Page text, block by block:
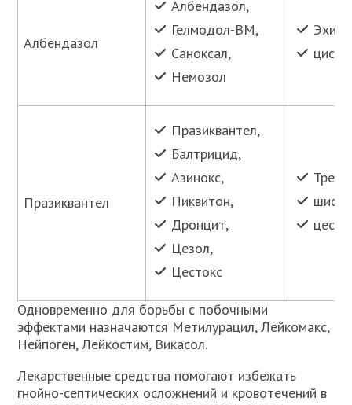
Албендазол
Албендазол,
Гелмодол-ВМ,
Саноксал,
Немозол
Празиквантел
Празиквантел,
Балтрицид,
Азинокс,
Пиквитон,
Дронцит,
Цезол,
Цестокс
Одновременно для борьбы с побочными
эффектами назначаются Метилурацил, Лейкомакс,
Нейпоген, Лейкостим, Викасол.
Лекарственные средства помогают избежать
гнойно-септических осложнений и кровотечений в